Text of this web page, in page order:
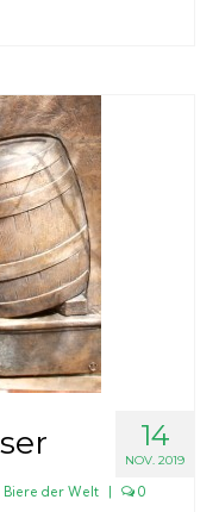
14
NOV. 2019
Biere der Welt | 0